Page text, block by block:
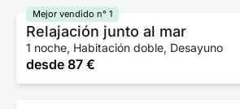
Relajación junto al mar
1 noche, Habitación doble, Desayuno
desde 87 €
Mejor vendido n° 1